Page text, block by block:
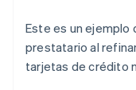
Este es un ejemplo
prestatario al
tarjetas de crédito